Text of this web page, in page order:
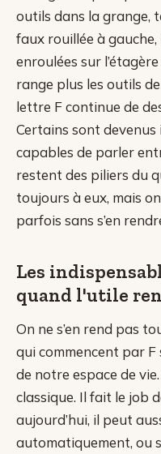
outils dans la grange,
faux rouillée à
enroulées sur
range plus les outils
lettre F continue de
Certains sont
capables de parler
restent des piliers du
toujours à eux, mais
parfois sans s’en
Les
quand l'utile
On ne s’en rend pas
qui commencent par
de notre espace de
classique. Il fait le job
aujourd’hui, il peut
automatiquement, ou